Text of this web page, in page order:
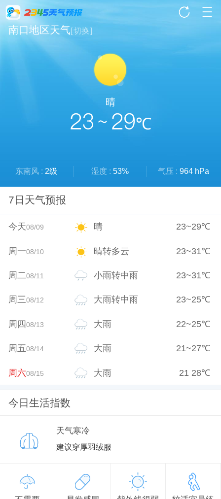
南口地区天气[切换]
晴
23 ~ 29℃
东南风 : 2级 湿度 : 53% 气压 : 964 hPa
7日天气预报
今天08/09 晴 23~29℃
周一08/10 晴转多云 23~31℃
周二08/11 小雨转中雨 23~31℃
周三08/12 大雨转中雨 23~25℃
周四08/13 大雨 22~25℃
周五08/14 大雨 21~27℃
周六08/15 大雨 21 28℃
今日生活指数
天气寒冷
建议穿厚羽绒服